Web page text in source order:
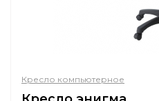
Кресло компьютерное